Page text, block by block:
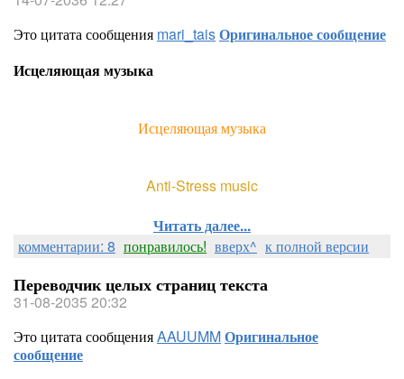
Это цитата сообщения mari_taisОригинальное сообщение
Исцеляющая музыка
Исцеляющая музыка
Anti-Stress music
Читать далее...
комментарии: 8 понравилось! вверх^ к полной версии
Переводчик целых страниц текста
31-08-2035 20:32
Это цитата сообщенияAAUUMMОригинальное
сообщение